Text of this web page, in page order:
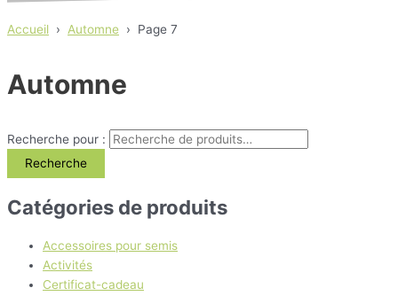
Accueil › Automne › Page 7
Automne
Recherche pour :
Recherche
Catégories de produits
Accessoires pour semis
Activités
Certificat-cadeau